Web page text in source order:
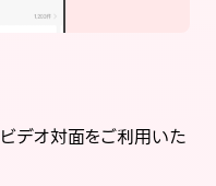
ビデオ対面をご利用いた